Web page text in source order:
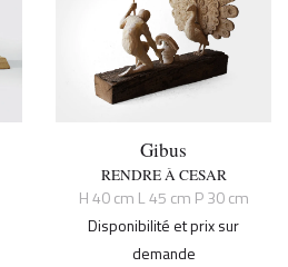
Gibus
RENDRE À CESAR
H 40 cm L 45 cm P 30 cm
Disponibilité et prix sur
demande